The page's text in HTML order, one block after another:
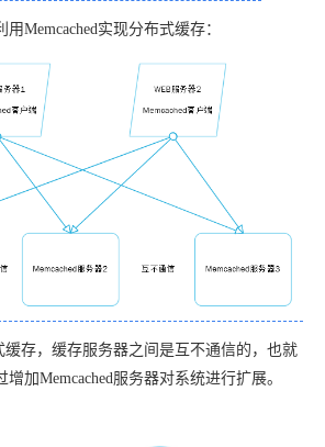
Memcached实现分布式缓存：
缓存，缓存服务器之间是互不通信的，也就
加Memcached服务器对系统进行扩展。